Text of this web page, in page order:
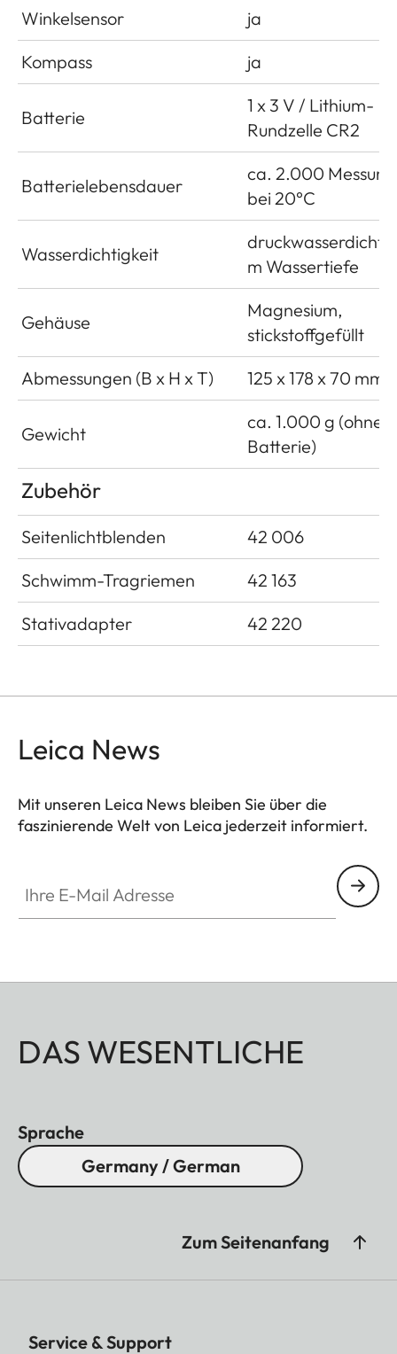
Winkelsensor
ja
Kompass
ja
Batterie
1 x 3 V / Lithium-
Rundzelle CR2
Batterielebensdauer
ca. 2.000
bei 20°C
Wasserdichtigkeit
druckwasserdicht
m Wassertiefe
Gehäuse
Magnesium,
stickstoffgefüllt
Abmessungen (B x H x T)
125 x 178 x 70 mm
Gewicht
ca. 1.000 g (ohne
Batterie)
Zubehör
Seitenlichtblenden
42 006
Schwimm-Tragriemen
42 163
Stativadapter
42 220
Leica News
Mit unseren Leica News bleiben Sie über die
faszinierende Welt von Leica jederzeit informiert.
DAS WESENTLICHE
Sprache
Germany / German
Zum Seitenanfang
Service & Support